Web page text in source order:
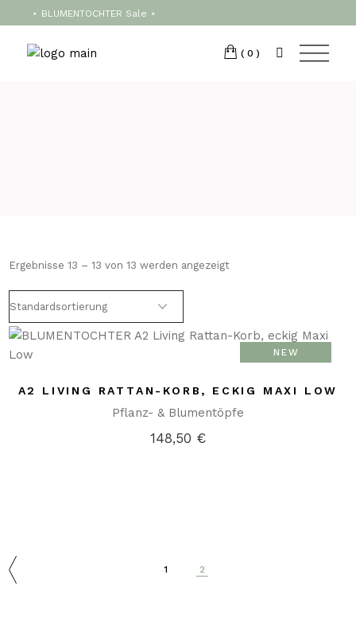
the
content
⋆ BLUMENTOCHTER Sale ⋆
(0)
Ergebnisse 13 – 13 von 13 werden angezeigt
NEW
A2 LIVING RATTAN-KORB, ECKIG MAXI LOW
Pflanz- & Blumentöpfe
148,50 €
1 2